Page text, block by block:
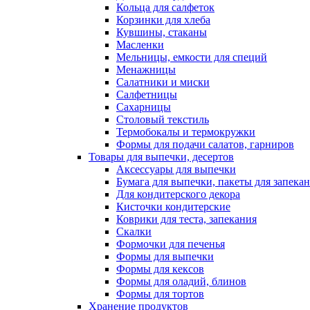
Кольца для салфеток
Корзинки для хлеба
Кувшины, стаканы
Масленки
Мельницы, емкости для специй
Менажницы
Салатники и миски
Салфетницы
Сахарницы
Столовый текстиль
Термобокалы и термокружки
Формы для подачи салатов, гарниров
Товары для выпечки, десертов
Аксессуары для выпечки
Бумага для выпечки, пакеты для
Для кондитерского декора
Кисточки кондитерские
Коврики для теста, запекания
Скалки
Формочки для печенья
Формы для выпечки
Формы для кексов
Формы для оладий, блинов
Формы для тортов
Хранение продуктов